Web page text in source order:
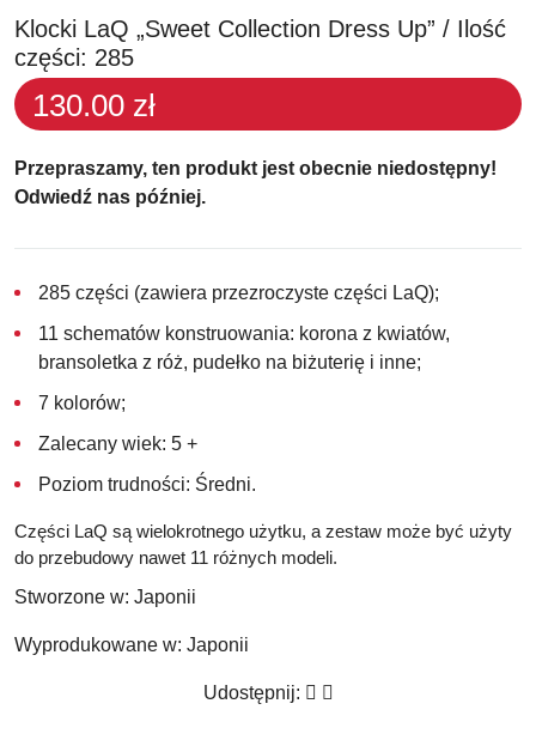
Klocki LaQ „Sweet Collection Dress Up” / Ilość
części: 285
130.00 zł
Przepraszamy, ten produkt jest obecnie niedostępny!
Odwiedź nas później.
285 części (zawiera przezroczyste części LaQ);
11 schematów konstruowania: korona z kwiatów,
bransoletka z róż, pudełko na biżuterię i inne;
7 kolorów;
Zalecany wiek: 5 +
Poziom trudności: Średni.
Części LaQ są wielokrotnego użytku, a zestaw może być użyty
do przebudowy nawet 11 różnych modeli.
Stworzone w: Japonii
Wyprodukowane w: Japonii
Udostępnij: